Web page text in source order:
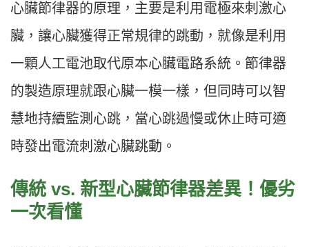
心臟節律器的原理，主要是利用電極來刺激心
臟，讓心臟獲得正常規律的跳動，就像是利用
一顆人工電池取代原本心臟電路系統。節律器
的製造原理就跟心臟一模一樣，但同時可以智
慧地持續監測心跳，當心跳過慢或休止時可適
時發出電流刺激心臟跳動。
傳統 vs. 新型心臟節律器差異！優劣
一次看懂